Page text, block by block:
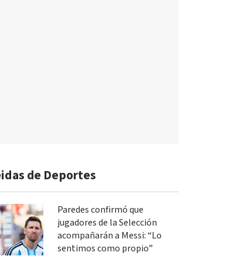
de Deportes
Paredes confirmó que
jugadores de la Selección
acompañarán a Messi: “Lo
sentimos como propio”